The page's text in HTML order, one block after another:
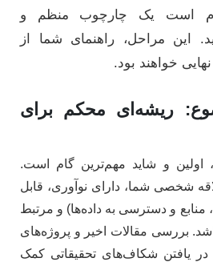
لازم است یک چارچوب منظم و
این مراحل، راهنمای شما از
خواهند بود.
ریشه‌ای محکم برای
اولین و شاید مهم‌ترین گام است.
شخصی شما، دارای نوآوری، قابل
منابع و دسترسی به داده‌ها) و مرتبط
بررسی مقالات اخیر و پروژه‌های
در یافتن شکاف‌های تحقیقاتی کمک